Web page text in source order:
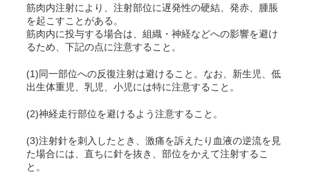
筋肉内注射により、注射部位に遅発性の硬結、発赤、腫脹
を起こすことがある。
筋肉内に投与する場合は、組織・神経などへの影響を避け
るため、下記の点に注意すること。
(1)同一部位への反復注射は避けること。なお、新生児、低
出生体重児、乳児、小児には特に注意すること。
(2)神経走行部位を避けるよう注意すること。
(3)注射針を刺入したとき、激痛を訴えたり血液の逆流を見
た場合には、直ちに針を抜き、部位をかえて注射するこ
と。